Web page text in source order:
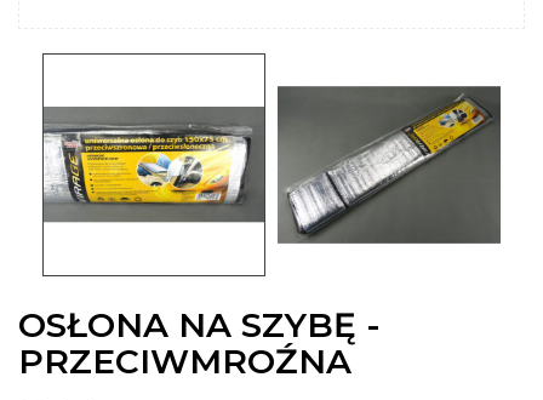
OSŁONA NA SZYBĘ -
PRZECIWMROŹNA